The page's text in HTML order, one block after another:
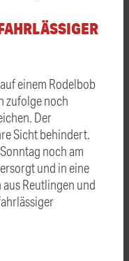
einem Rodelbob
zufolge noch
Der
Sicht behindert.
noch am
und in eine
Reutlingen und